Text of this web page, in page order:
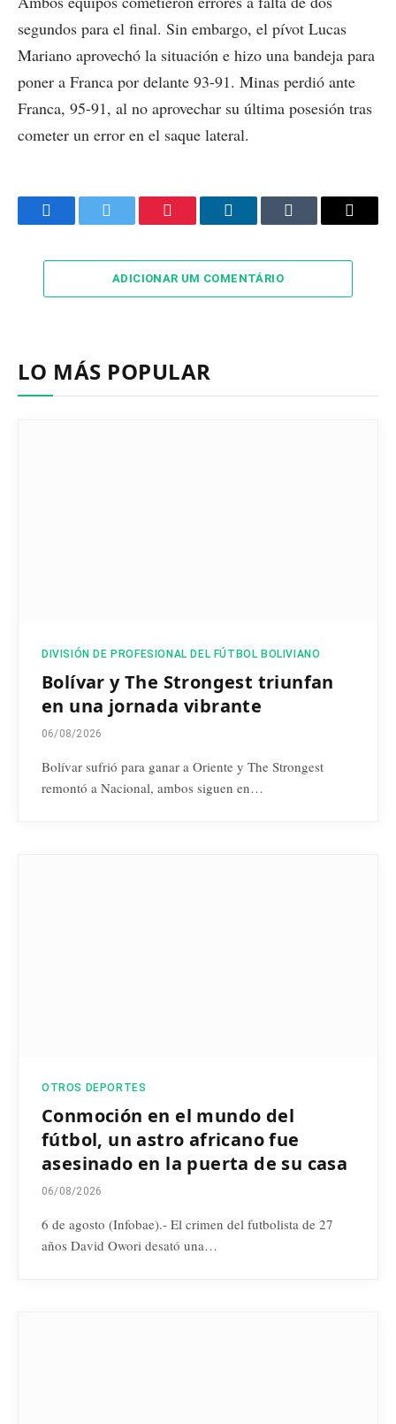
segundos para el final. Sin embargo, el pívot Lucas
Mariano aprovechó la situación e hizo una bandeja para
poner a Franca por delante 93-91. Minas perdió ante
Franca, 95-91, al no aprovechar su última posesión tras
cometer un error en el saque lateral.
FacebookTwitter Pinterest LinkedInTumblr Email
ADICIONAR UM COMENTÁRIO
LO MÁS POPULAR
DIVISIÓN DE PROFESIONAL DEL FÚTBOL BOLIVIANO
Bolívar y The Strongest triunfan
en una jornada vibrante
06/08/2026
Bolívar sufrió para ganar a Oriente y The Strongest
remontó a Nacional, ambos siguen en…
OTROS DEPORTES
Conmoción en el mundo del
fútbol, un astro africano fue
asesinado en la puerta de su casa
06/08/2026
6 de agosto (Infobae).- El crimen del futbolista de 27
años David Owori desató una…